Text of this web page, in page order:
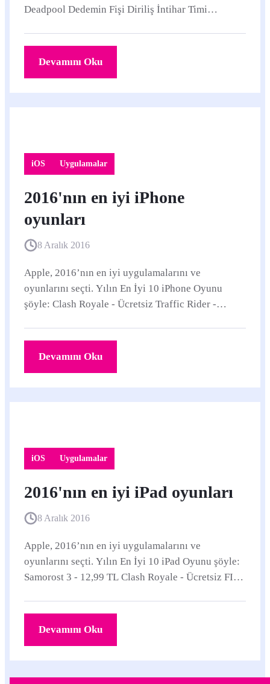
Deadpool Dedemin Fişi Diriliş İntihar Timi
Devamını Oku
iOS Uygulamalar
2016'nın en iyi iPhone
oyunları
8 Aralık 2016
Apple, 2016’nın en iyi uygulamalarını ve
oyunlarını seçti. Yılın En İyi 10 iPhone Oyunu
şöyle: Clash Royale - Ücretsiz Traffic Rider -
Devamını Oku
iOS Uygulamalar
2016'nın en iyi iPad oyunları
8 Aralık 2016
Apple, 2016’nın en iyi uygulamalarını ve
oyunlarını seçti. Yılın En İyi 10 iPad Oyunu şöyle:
Samorost 3 - 12,99 TL Clash Royale - Ücretsiz FIFA
Devamını Oku